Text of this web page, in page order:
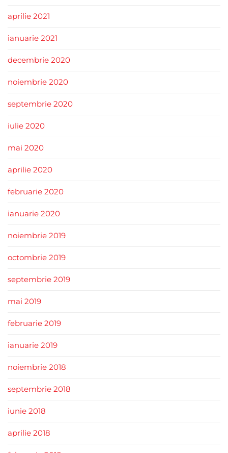
aprilie 2021
ianuarie 2021
decembrie 2020
noiembrie 2020
septembrie 2020
iulie 2020
mai 2020
aprilie 2020
februarie 2020
ianuarie 2020
noiembrie 2019
octombrie 2019
septembrie 2019
mai 2019
februarie 2019
ianuarie 2019
noiembrie 2018
septembrie 2018
iunie 2018
aprilie 2018